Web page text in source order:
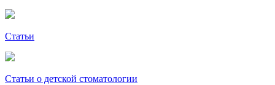
Статьи
Статьи о детской стоматологии